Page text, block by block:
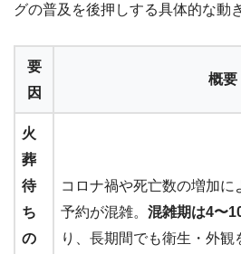
グの普及を後押しする具体的な動
要
因
概要
火
葬
待
ち
の
コロナ禍や死亡数の増加
予約が混雑。 混雑期は4〜
り、長期間でも衛生・外